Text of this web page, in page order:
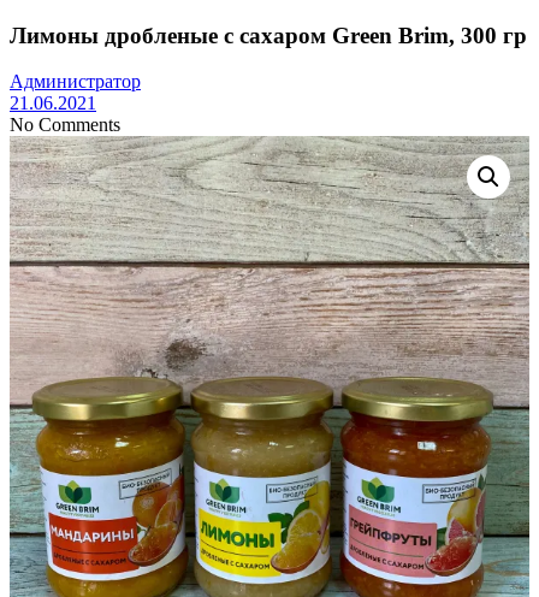
Лимоны дробленые с сахаром Green Brim, 300 гр
Администратор
21.06.2021
No Comments